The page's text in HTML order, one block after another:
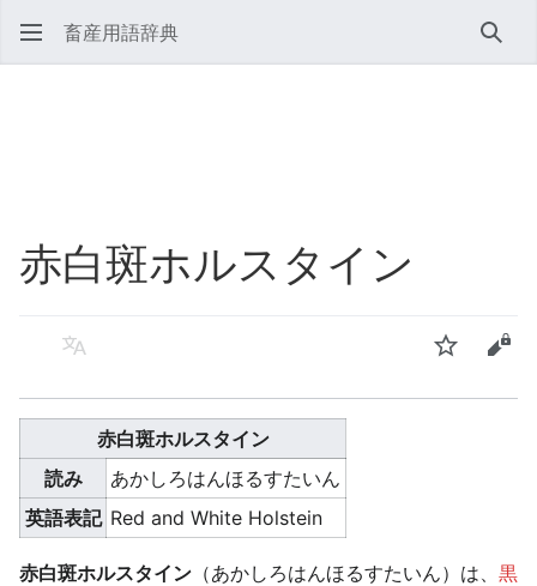
畜産用語辞典 検索
赤白斑ホルスタイン
言語 ウォッチソ
赤白斑ホルスタイン
読み
あかしろはんほるすたいん
英語表記 Red and White Holstein
赤白斑ホルスタイン （あかしろはんほるすたいん）は、 黒